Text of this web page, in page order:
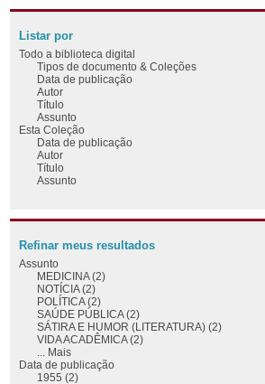
Listar por
Todo a biblioteca digital
Tipos de documento & Coleções
Data de publicação
Autor
Título
Assunto
Esta Coleção
Data de publicação
Autor
Título
Assunto
Refinar meus resultados
Assunto
MEDICINA (2)
NOTÍCIA (2)
POLÍTICA (2)
SAÚDE PÚBLICA (2)
SÁTIRA E HUMOR (LITERATURA) (2)
VIDA ACADÊMICA (2)
... Mais
Data de publicação
1955 (2)